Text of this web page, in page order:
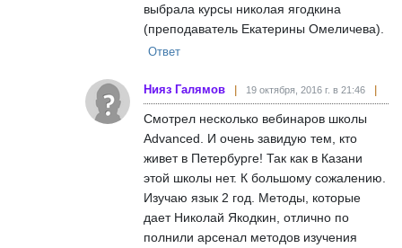
выбрала курсы николая ягодкина
(преподаватель Екатерины Омеличева).
Ответ
Нияз Галямов 19 октября, 2016 г. в 21:46
Смотрел несколько вебинаров школы
Advanced. И очень завидую тем, кто
живет в Петербурге! Так как в Казани
этой школы нет. К большому сожалению.
Изучаю язык 2 год. Методы, которые
дает Николай Якодкин, отлично по
полнили арсенал методов изучения